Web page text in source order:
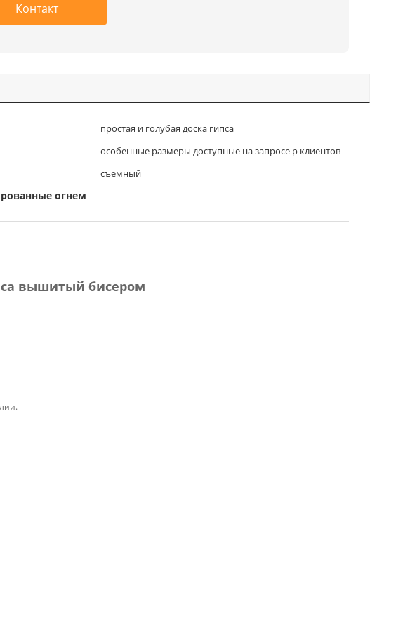
Контакт
простая и голубая доска гипса
особенные размеры доступные на запросе р клиентов
съемный
огнем
вышитый бисером